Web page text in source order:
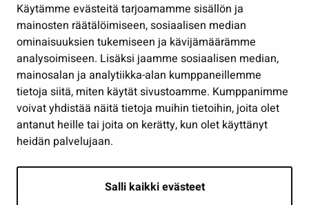
Käytämme evästeitä tarjoamamme sisällön ja
mainosten räätälöimiseen, sosiaalisen median
ominaisuuksien tukemiseen ja kävijämäärämme
analysoimiseen. Lisäksi jaamme sosiaalisen median,
mainosalan ja analytiikka-alan kumppaneillemme
tietoja siitä, miten käytät sivustoamme. Kumppanimme
voivat yhdistää näitä tietoja muihin tietoihin, joita olet
antanut heille tai joita on kerätty, kun olet käyttänyt
heidän palvelujaan.
Salli kaikki evästeet
Työ ja yrittäminen
Osallistu ja asioi
Näytä omat evästeasetukseni
Seuraa meitä